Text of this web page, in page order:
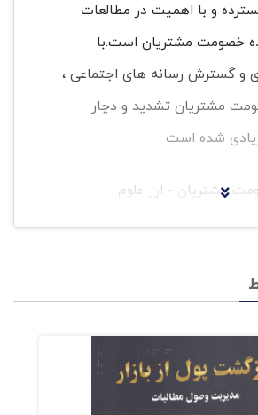
و با اهمیت در مطالعات
خصومت مشتریان است.با
و گسترش رسانه های اجتماعی ،
مشتریان تشدید و دچار
شده است
مشتریان - ارز علوم
ورود پیدا کرده است .
موجود زنده در تمامی
رشد ،تغییر، گسترش
این ویروس اگر به موقع